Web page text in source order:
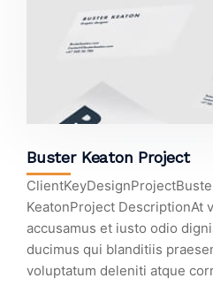
Buster Keaton Project
KeatonProject DescriptionAt
accusamus et iusto odio
ducimus qui blanditiis
voluptatum deleniti atque